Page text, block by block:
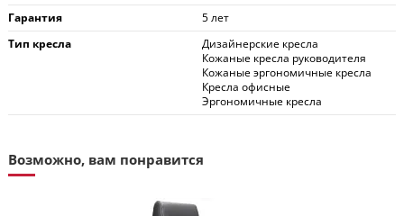
Гарантия
5 лет
Тип кресла
Дизайнерские кресла
Кожаные кресла руководителя
Кожаные эргономичные кресла
Кресла офисные
Эргономичные кресла
Возможно, вам понравится